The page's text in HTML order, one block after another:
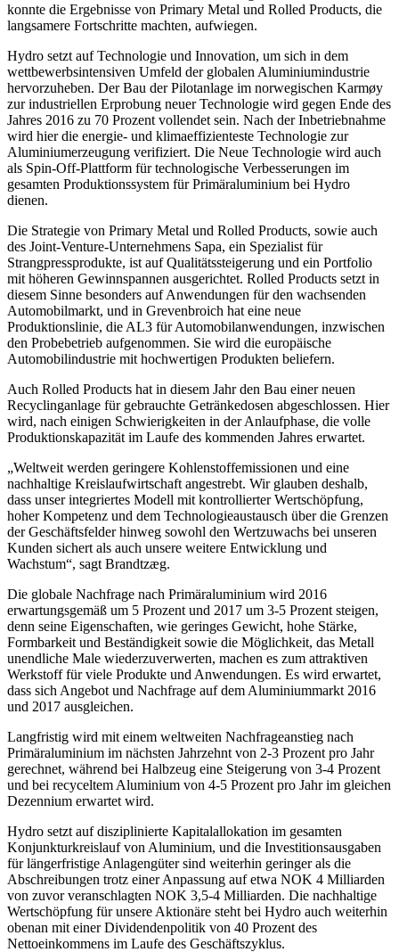
konnte die Ergebnisse von Primary Metal und Rolled Products, die
langsamere Fortschritte machten, aufwiegen.
Hydro setzt auf Technologie und Innovation, um sich in dem
wettbewerbsintensiven Umfeld der globalen Aluminiumindustrie
hervorzuheben. Der Bau der Pilotanlage im norwegischen Karmøy
zur industriellen Erprobung neuer Technologie wird gegen Ende des
Jahres 2016 zu 70 Prozent vollendet sein. Nach der Inbetriebnahme
wird hier die energie- und klimaeffizienteste Technologie zur
Aluminiumerzeugung verifiziert. Die Neue Technologie wird auch
als Spin-Off-Plattform für technologische Verbesserungen im
gesamten Produktionssystem für Primäraluminium bei Hydro
dienen.
Die Strategie von Primary Metal und Rolled Products, sowie auch
des Joint-Venture-Unternehmens Sapa, ein Spezialist für
Strangpressprodukte, ist auf Qualitätssteigerung und ein Portfolio
mit höheren Gewinnspannen ausgerichtet. Rolled Products setzt in
diesem Sinne besonders auf Anwendungen für den wachsenden
Automobilmarkt, und in Grevenbroich hat eine neue
Produktionslinie, die AL3 für Automobilanwendungen, inzwischen
den Probebetrieb aufgenommen. Sie wird die europäische
Automobilindustrie mit hochwertigen Produkten beliefern.
Auch Rolled Products hat in diesem Jahr den Bau einer neuen
Recyclinganlage für gebrauchte Getränkedosen abgeschlossen. Hier
wird, nach einigen Schwierigkeiten in der Anlaufphase, die volle
Produktionskapazität im Laufe des kommenden Jahres erwartet.
„Weltweit werden geringere Kohlenstoffemissionen und eine
nachhaltige Kreislaufwirtschaft angestrebt. Wir glauben deshalb,
dass unser integriertes Modell mit kontrollierter Wertschöpfung,
hoher Kompetenz und dem Technologieaustausch über die Grenzen
der Geschäftsfelder hinweg sowohl den Wertzuwachs bei unseren
Kunden sichert als auch unsere weitere Entwicklung und
Wachstum“, sagt Brandtzæg.
Die globale Nachfrage nach Primäraluminium wird 2016
erwartungsgemäß um 5 Prozent und 2017 um 3-5 Prozent steigen,
denn seine Eigenschaften, wie geringes Gewicht, hohe Stärke,
Formbarkeit und Beständigkeit sowie die Möglichkeit, das Metall
unendliche Male wiederzuverwerten, machen es zum attraktiven
Werkstoff für viele Produkte und Anwendungen. Es wird erwartet,
dass sich Angebot und Nachfrage auf dem Aluminiummarkt 2016
und 2017 ausgleichen.
Langfristig wird mit einem weltweiten Nachfrageanstieg nach
Primäraluminium im nächsten Jahrzehnt von 2-3 Prozent pro Jahr
gerechnet, während bei Halbzeug eine Steigerung von 3-4 Prozent
und bei recyceltem Aluminium von 4-5 Prozent pro Jahr im gleichen
Dezennium erwartet wird.
Hydro setzt auf disziplinierte Kapitalallokation im gesamten
Konjunkturkreislauf von Aluminium, und die Investitionsausgaben
für längerfristige Anlagengüter sind weiterhin geringer als die
Abschreibungen trotz einer Anpassung auf etwa NOK 4 Milliarden
von zuvor veranschlagten NOK 3,5-4 Milliarden. Die nachhaltige
Wertschöpfung für unsere Aktionäre steht bei Hydro auch weiterhin
obenan mit einer Dividendenpolitik von 40 Prozent des
Nettoeinkommens im Laufe des Geschäftszyklus.